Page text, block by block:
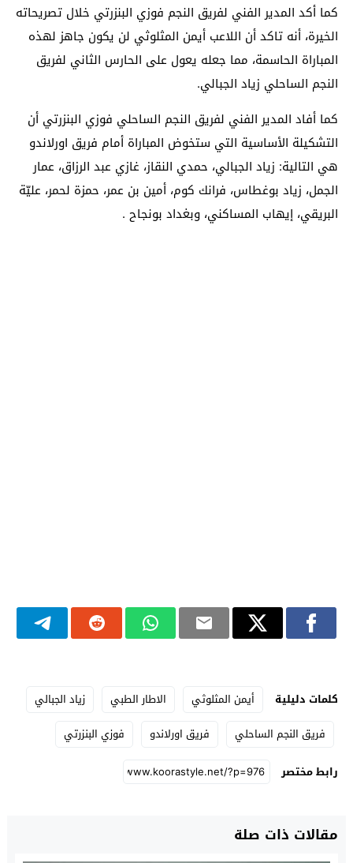
كما أكد المدير الفني لفريق النجم فوزي البنزرتي خلال تصريحاته
الخيرة، أنه تاكد أن اللاعب أيمن المثلوثي لن يكون جاهز لهذه
المباراة الحاسمة، مما جعله يعول على الحارس الثاني لفريق
النجم الساحلي زياد الجبالي.
كما أفاد المدير الفني لفريق النجم الساحلي فوزي البنزرتي أن
التشكيلة الأساسية التي ستخوض المباراة أمام فريق اورلاندو
هي التالية: زياد الجبالي، حمدي النقاز، غازي عبد الرزاق، عمار
الجمل، زياد بوغطاس، فرانك كوم، أمين بن عمر، حمزة لحمر، عليّة
البريقي، إيهاب المساكني، وبغداد بونجاح .
كلمات دليلية أيمن المثلوثي الاطار الطبي
زياد الجبالي
فريق النجم الساحلي
فريق اورلاندو
فوزي البنزرتي
رابط مختصر
مقالات ذات صلة